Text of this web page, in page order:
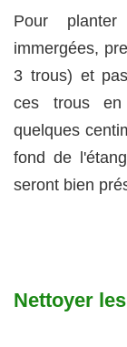
Pour
immergées,
3 trous) et
ces trous
quelques
fond de
seront bien
Nettoyer